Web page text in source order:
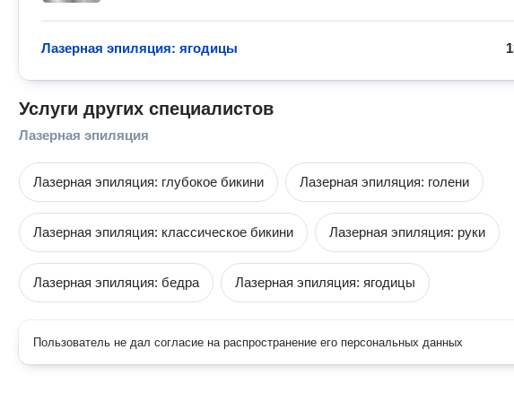
Лазерная эпиляция: ягодицы
Услуги других специалистов
Лазерная эпиляция
Лазерная эпиляция: глубокое бикини Лазерная эпиляция: голени
Лазерная эпиляция: классическое бикини Лазерная эпиляция: руки
Лазерная эпиляция: бедра Лазерная эпиляция: ягодицы
Пользователь не дал согласие на распространение его персональных данных